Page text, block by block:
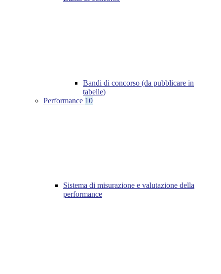
Bandi di concorso (da pubblicare in
tabelle)
Performance 10
Sistema di misurazione e valutazione della
performance